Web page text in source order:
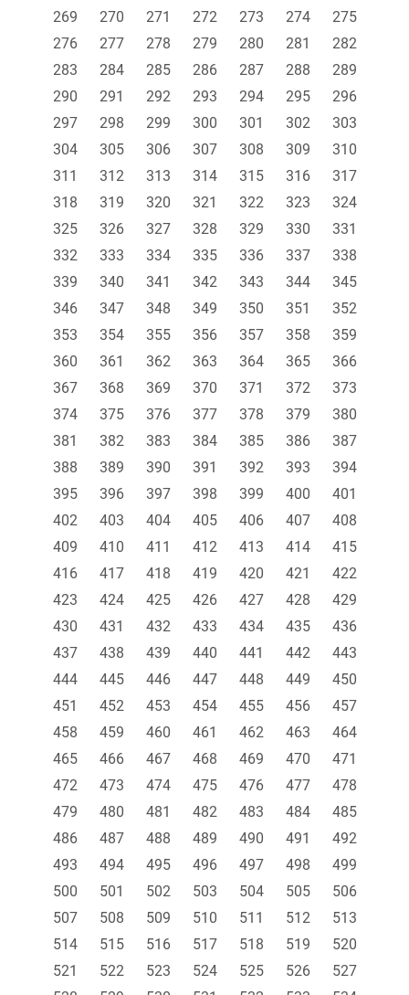
269
270 271 272 273 274
275
276
277 278 279 280 281
282
283
284 285 286 287 288
289
290
291 292 293 294 295
296
297
298 299 300 301 302
303
304
305 306 307 308 309
310
311
312 313 314 315 316
317
318
319 320 321 322 323
324
325
326 327 328 329 330
331
332
333 334 335 336 337
338
339
340 341 342 343 344
345
346
347 348 349 350 351
352
353
354 355 356 357 358
359
360
361 362 363 364 365
366
367
368 369 370 371 372
373
374
375 376 377 378 379
380
381
382 383 384 385 386
387
388
389 390 391 392 393
394
395
396 397 398 399 400
401
402
403 404 405 406 407
408
409
410 411 412 413 414
415
416
417 418 419 420 421
422
423
424 425 426 427 428
429
430
431 432 433 434 435
436
437
438 439 440 441 442
443
444
445 446 447 448 449
450
451
452 453 454 455 456
457
458
459 460 461 462 463
464
465
466 467 468 469 470
471
472
473 474 475 476 477
478
479
480 481 482 483 484
485
486
487 488 489 490 491
492
493
494 495 496 497 498
499
500
501 502 503 504 505
506
507
508 509 510 511 512
513
514
515 516 517 518 519
520
521
522 523 524 525 526
527